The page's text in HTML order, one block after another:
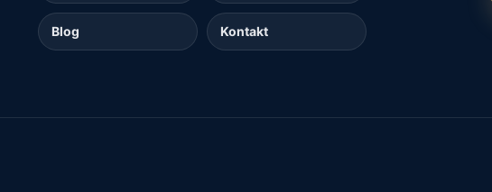
Blog Kontakt